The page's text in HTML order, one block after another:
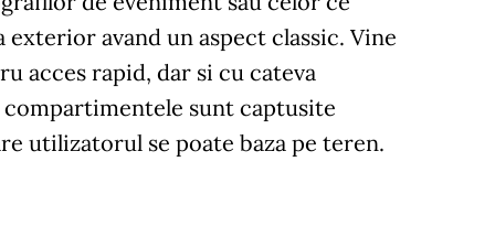
avand un aspect classic. Vine
acces rapid, dar si cu cateva
sunt captusite
utilizatorul se poate baza pe teren.